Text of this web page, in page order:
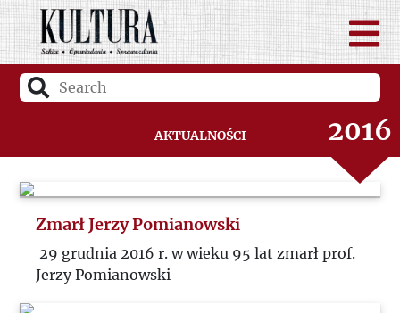
Aktualności
2018
2017
2016
2015
Zmarł Jerzy Pomianowski
29 grudnia 2016 r. w wieku 95 lat zmarł prof.
Jerzy Pomianowski